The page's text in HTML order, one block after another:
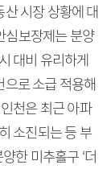
시장 상황에 대
심보장제는 분양
대비 유리하게
로 소급 적용해
천은 최근 아파
소진되는 등 부
한 미추홀구 ‘더